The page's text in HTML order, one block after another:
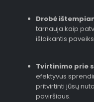
Drobė
tarnauja kaip
išlaikantis
Tvirtinimo prie
efektyvus
pritvirtinti jūsų
paviršiaus.